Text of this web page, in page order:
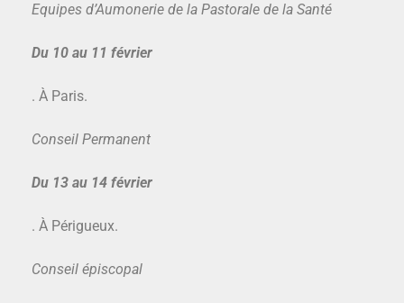
Equipes d’Aumonerie de la Pastorale de la Santé
Du 10 au 11 février
. À Paris.
Conseil Permanent
Du 13 au 14 février
. À Périgueux.
Conseil épiscopal